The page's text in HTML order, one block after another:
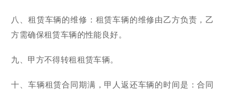
八、租赁车辆的维修：租赁车辆的维修由乙方负责，乙
方需确保租赁车辆的性能良好。
九、甲方不得转租租赁车辆。
十、车辆租赁合同期满，甲人返还车辆的时间是：合同